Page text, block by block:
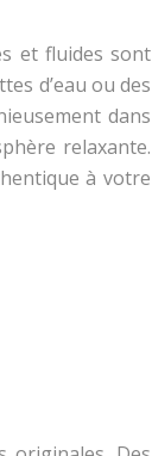
et fluides sont
d’eau ou des
dans
relaxante.
à votre